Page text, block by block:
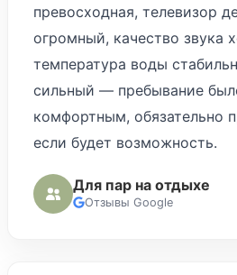
превосходная, телевизор
огромный, качество звука
температура воды
сильный — пребывание
комфортным, обязательно
если будет возможность.
Для пар на отдыхе
Отзывы Google